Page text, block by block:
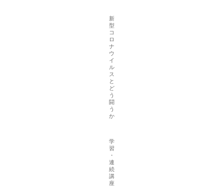
新
型
コ
ロ
ナ
ウ
イ
ル
ス
と
ど
う
闘
う
か
学
習
・
連
続
講
座